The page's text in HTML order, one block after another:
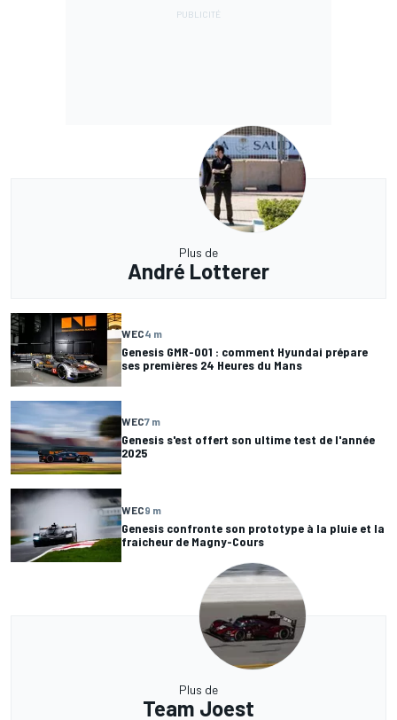
Plus de
André Lotterer
WEC4 m
Genesis GMR-001 : comment Hyundai prépare
ses premières 24 Heures du Mans
WEC7 m
Genesis s'est offert son ultime test de l'année
2025
WEC9 m
Genesis confronte son prototype à la pluie et la
fraicheur de Magny-Cours
Plus de
Team Joest